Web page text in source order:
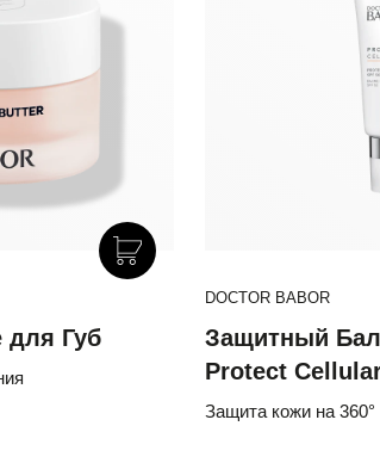
Губ
DOCTOR BABOR
Защитный
Protect
Защита кожи на 360°